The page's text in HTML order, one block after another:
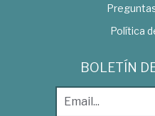
Política
BOLETÍN